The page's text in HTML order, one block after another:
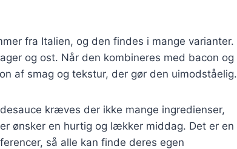
fra Italien, og den findes i mange varianter.
og ost. Når den kombineres med bacon og
af smag og tekstur, der gør den uimodståelig.
kræves der ikke mange ingredienser,
ønsker en hurtig og lækker middag. Det er en
så alle kan finde deres egen